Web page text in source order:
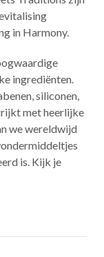
in Harmony.
ingrediënten.
siliconen,
met heerlijke
we wereldwijd
is. Kijk je